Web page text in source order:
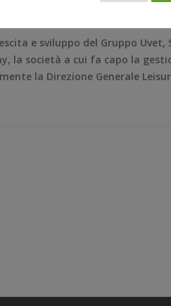
e sviluppo del Gruppo Uvet,
la società a cui fa capo la
la Direzione Generale